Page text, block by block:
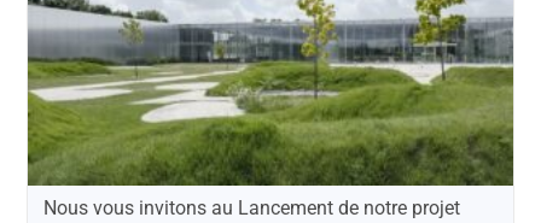
Nous vous invitons au Lancement de notre projet